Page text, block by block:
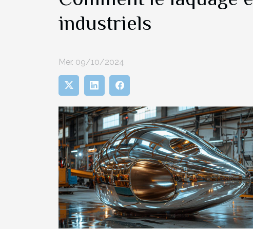
industriels
Mer. 09/10/2024